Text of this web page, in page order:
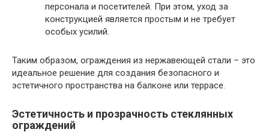
персонала и посетителей. При этом, уход за
конструкцией является простым и не требует
особых усилий.
Таким образом, ограждения из нержавеющей стали – это
идеальное решение для создания безопасного и
эстетичного пространства на балконе или террасе.
Эстетичность и прозрачность стеклянных
ограждений